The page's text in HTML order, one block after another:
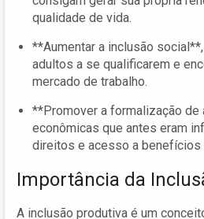
qualidade de vida.
**Aumentar a inclusão
adultos a se qualificarem e
mercado de trabalho.
**Promover a formalização
econômicas que antes eram
direitos e acesso a benefícios
Importância da
A inclusão produtiva é um